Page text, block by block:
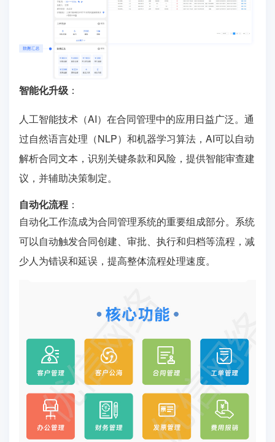
智能化升级 ：
人工智能技术（AI）在合同管理中的应用日益广泛。通
过自然语言处理（NLP）和机器学习算法，AI可以自动
解析合同文本，识别关键条款和风险，提供智能审查建
议，并辅助决策制定。
自动化流程 ：
自动化工作流成为合同管理系统的重要组成部分。系统
可以自动触发合同创建、审批、执行和归档等流程，减
少人为错误和延误，提高整体流程处理速度。